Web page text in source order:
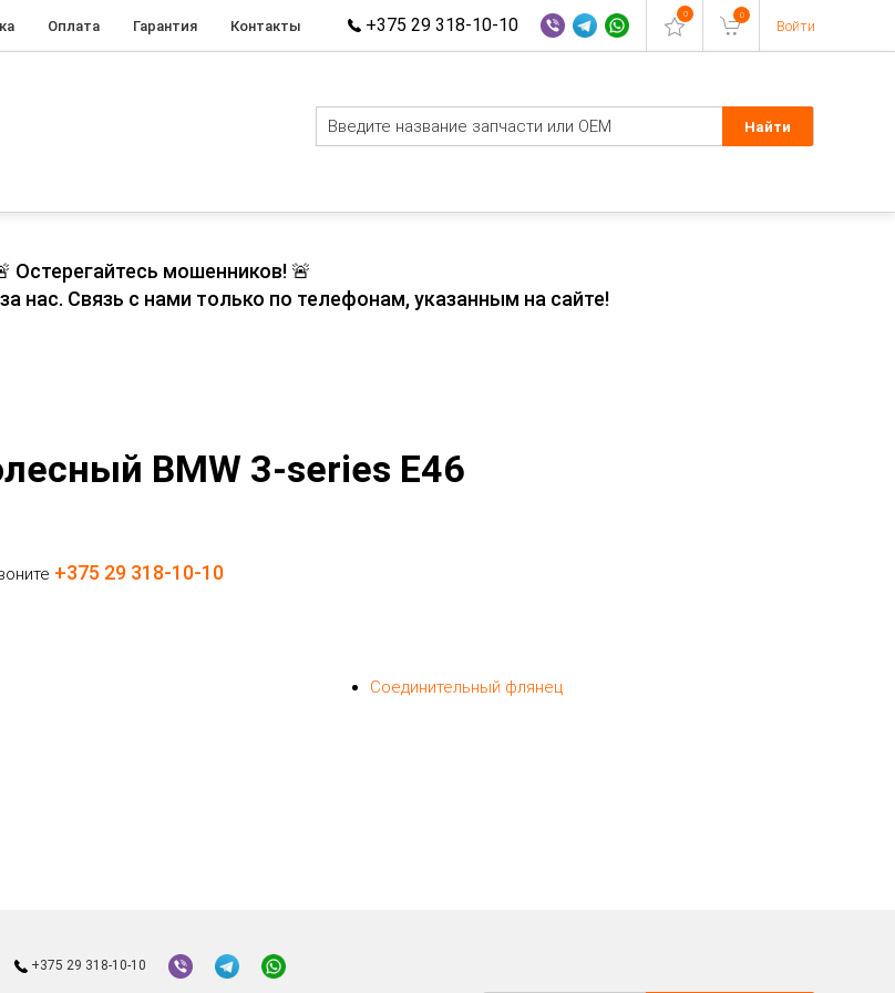
Оплата Гарантия Контакты +375 29 318-10-10 0 0
Войти
Остерегайтесь мошенников! 🚨
нас. Связь с нами только по телефонам, указанным на сайте!
BMW 3-series E46
+375 29 318-10-10
Соединительный флянец
+375 29 318-10-10